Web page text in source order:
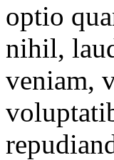
optio
nihil,
veniam,